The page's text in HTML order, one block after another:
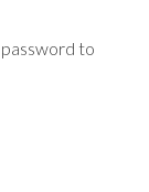
to